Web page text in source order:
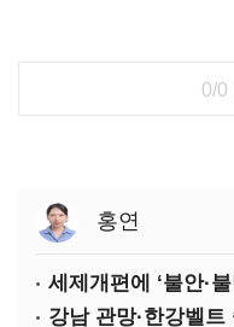
0/0
홍연